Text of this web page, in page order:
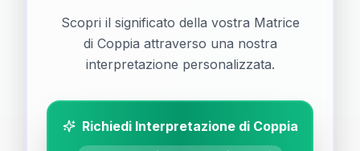
Scopri il significato della vostra Matrice
di Coppia attraverso una nostra
interpretazione personalizzata.
Richiedi Interpretazione di Coppia